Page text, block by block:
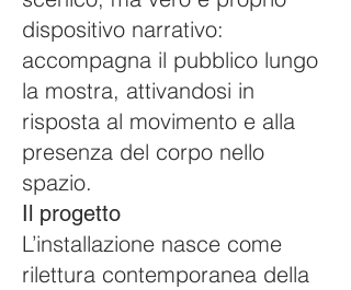
dispositivo narrativo:
accompagna il pubblico lungo
la mostra, attivandosi in
risposta al movimento e alla
presenza del corpo nello
spazio.
Il progetto
L’installazione nasce come
rilettura contemporanea della